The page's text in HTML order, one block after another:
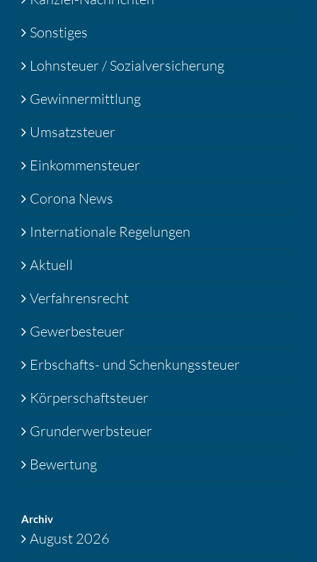
Sonstiges
Lohnsteuer / Sozialversicherung
Gewinnermittlung
Umsatzsteuer
Einkommensteuer
Corona News
Internationale Regelungen
Aktuell
Verfahrensrecht
Gewerbesteuer
Erbschafts- und Schenkungssteuer
Körperschaftsteuer
Grunderwerbsteuer
Bewertung
Archiv
August 2026